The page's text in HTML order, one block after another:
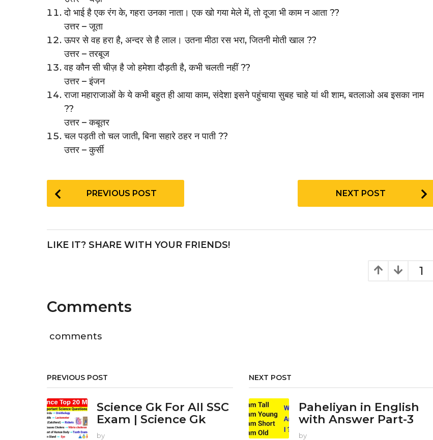
दो भाई है एक रंग के, गहरा उनका नाता। एक खो गया मेले में, तो दूजा भी काम न आता ??
उत्तर – जूता
ऊपर से वह हरा है, अन्दर से है लाल। उतना मीठा रस भरा, जितनी मोती खाल ??
उत्तर – तरबूज
वह कौन सी चीज़ है जो हमेशा दौड़ती है, कभी चलती नहीं ??
उत्तर – इंजन
राजा महाराजाओं के ये कभी बहुत ही आया काम, संदेशा इसने पहुंचाया सुबह चाहे यां थी शाम, बतलाओ अब इसका नाम
??
उत्तर – कबूतर
चल पड़ती तो चल जाती, बिना सहारे ठहर न पाती ??
उत्तर – कुर्सी
P
o
t
g
i
n
t
o
n
PREVIOUS POST NEXT POST
LIKE IT? SHARE WITH YOUR FRIENDS!
1
Comments
comments
PREVIOUS POST
Science Gk For All SSC
Exam | Science Gk
by
NEXT POST
Paheliyan in English
with Answer Part-3
by